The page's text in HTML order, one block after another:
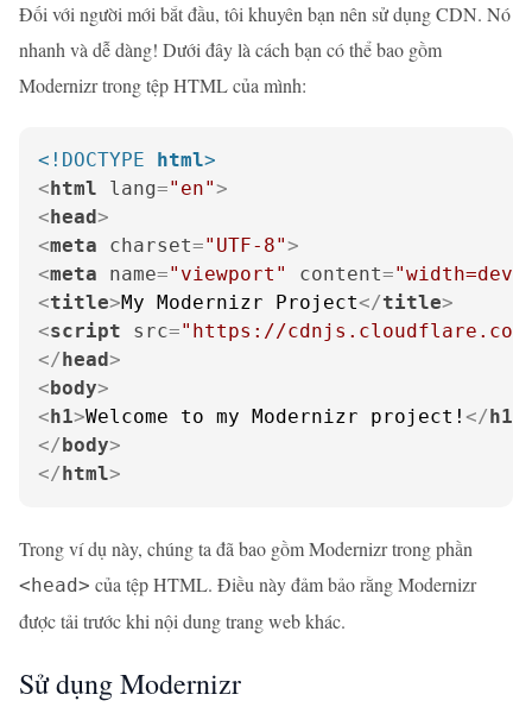
Đối với người mới bắt đầu, tôi khuyên bạn nên sử dụng CDN. Nó
nhanh và dễ dàng! Dưới đây là cách bạn có thể bao gồm
Modernizr trong tệp HTML của mình:
<!DOCTYPE html>
<html lang="en">
<head>
<meta charset="UTF-8">
<meta name="viewport" content=
<title>My Modernizr Project</title>
<script src="https://
</head>
<body>
<h1>Welcome to my Modernizr project! </h1
</body>
</html>
Trong ví dụ này, chúng ta đã bao gồm Modernizr trong phần
<head> của tệp HTML. Điều này đảm bảo rằng Modernizr
được tải trước khi nội dung trang web khác.
Sử dụng Modernizr